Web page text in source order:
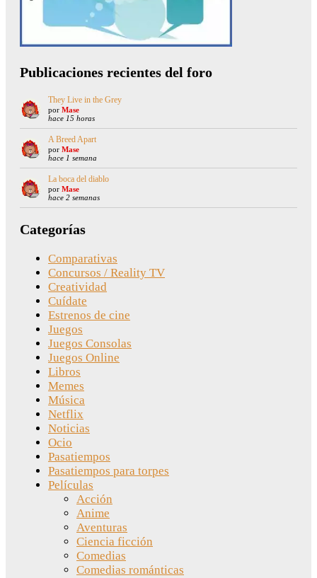
Publicaciones recientes del foro
They Live in the Grey
por Mase
hace 15 horas
A Breed Apart
por Mase
hace 1 semana
La boca del diablo
por Mase
hace 2 semanas
Categorías
Comparativas
Concursos / Reality TV
Creatividad
Cuídate
Estrenos de cine
Juegos
Juegos Consolas
Juegos Online
Libros
Memes
Música
Netflix
Noticias
Ocio
Pasatiempos
Pasatiempos para torpes
Películas
Acción
Anime
Aventuras
Ciencia ficción
Comedias
Comedias románticas